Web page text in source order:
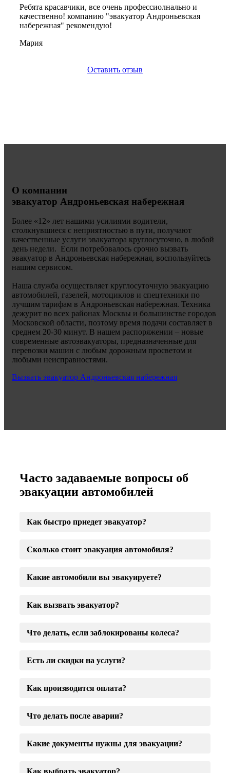
Ребята красавчики, все очень профессиолнально и
качественно! компанию "эвакуатор Андроньевская
набережная" рекомендую!
Мария
Оставить отзыв
О компании
эвакуатор Андроньевская набережная
Более «12» лет нашими усилиями водители,
столкнувшиеся с неприятностью в пути, получают
качественные услуги эвакуатора круглосуточно, в любой
день недели. Если потребовалось срочно вызвать
эвакуатор в Андроньевская набережная, воспользуйтесь
нашим сервисом.
Наша служба осуществляет круглосуточную эвакуацию
автомобилей, газелей, мотоциклов и спецтехники по
лучшим тарифам в Андроньевская набережная. Техника
дежурит во всех районах Москвы и большинстве городов
Московской области, поэтому время подачи составляет в
среднем 20-30 минут. В нашем распоряжении – новые
современные автоэвакуаторы, предназначенные для
перевозки машин с любым дорожным просветом и
любыми неисправностями.
Вызвать эвакуатор Андроньевская набережная
Часто задаваемые вопросы об
эвакуации автомобилей
Как быстро приедет эвакуатор?
Сколько стоит эвакуация автомобиля?
Какие автомобили вы эвакуируете?
Как вызвать эвакуатор?
Что делать, если заблокированы колеса?
Есть ли скидки на услуги?
Как производится оплата?
Что делать после аварии?
Какие документы нужны для эвакуации?